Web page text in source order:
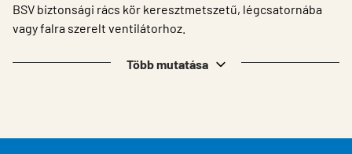
Kapcsolat
Choose languge
Hungary
BSV biztonsági rács kör keresztmetszetű, légcsatornába
vagy falra szerelt ventilátorhoz.
Több mutatása